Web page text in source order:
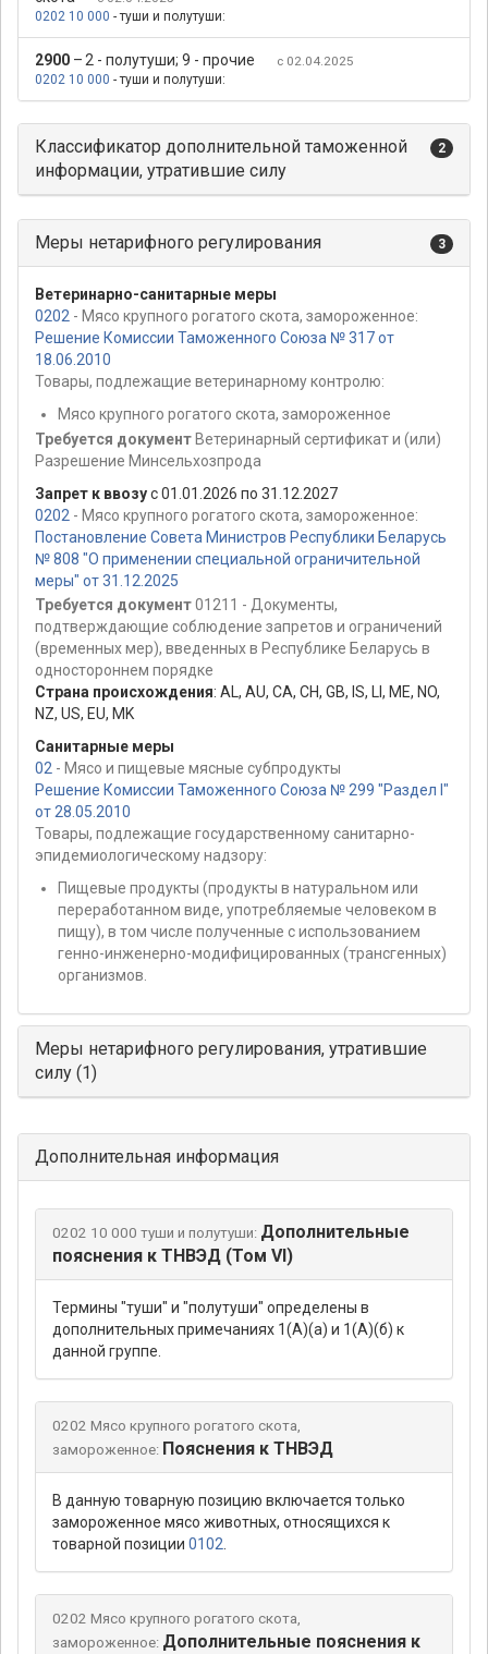
0202 10 000 - туши и полутуши:
2900 – 2 - полутуши; 9 - прочие
с 02.04.2025
0202 10 000 - туши и полутуши:
Классификатор дополнительной таможенной
информации, утратившие силу
2
Меры нетарифного регулирования 3
Ветеринарно-санитарные меры
0202 - Мясо крупного рогатого скота, замороженное:
Решение Комиссии Таможенного Союза № 317 от
18.06.2010
Товары, подлежащие ветеринарному контролю:
Мясо крупного рогатого скота, замороженное
Требуется документ Ветеринарный сертификат и (или)
Разрешение Минсельхозпрода
Запрет к ввозус 01.01.2026 по 31.12.2027
0202 - Мясо крупного рогатого скота, замороженное:
Постановление Совета Министров Республики Беларусь
№ 808 "О применении специальной ограничительной
меры" от 31.12.2025
Требуется документ01211 - Документы,
подтверждающие соблюдение запретов и ограничений
(временных мер), введенных в Республике Беларусь в
одностороннем порядке
Страна происхождения: AL , AU, CA, CH, GB, IS, , ME, NO,
NZ, US, EU, MK
Санитарные меры
02 - Мясо и пищевые мясные субпродукты
Решение Комиссии Таможенного Союза № 299 "Раздел I"
от 28.05.2010
Товары, подлежащие государственному санитарно-
эпидемиологическому надзору:
Пищевые продукты (продукты в натуральном или
переработанном виде, употребляемые человеком в
пищу), в том числе полученные с использованием
генно-инженерно-модифицированных (трансгенных)
организмов.
Меры нетарифного регулирования, утратившие
силу (1)
Дополнительная информация
0202 10 000 туши и полутуши: Дополнительные
пояснения к ТНВЭД (Том VI)
Термины "туши" и "полутуши" определены в
дополнительных примечаниях 1(А)(а) и 1(А)(б) к
данной группе.
0202 Мясо крупного рогатого скота,
замороженное: Пояснения к ТНВЭД
В данную товарную позицию включается только
замороженное мясо животных, относящихся к
товарной позиции 0102
0202 Мясо крупного рогатого скота,
замороженное: Дополнительные пояснения к